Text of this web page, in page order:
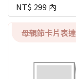
NT$ 299 內
母親節卡片表